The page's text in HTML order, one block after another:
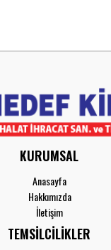
KURUMSAL
Anasayfa
Hakkımızda
İletişim
TEMSİLCİLİKLER